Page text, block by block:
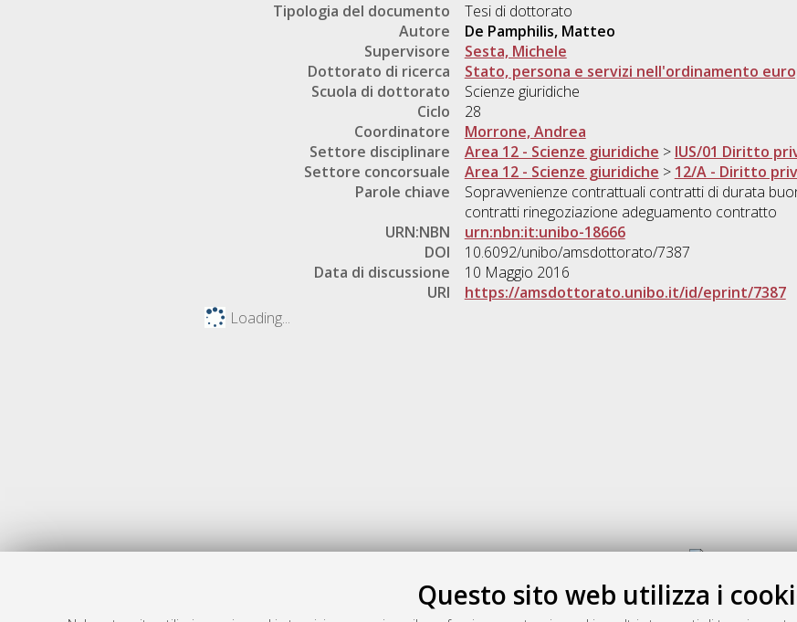
Questo sito web utilizza i
Tipologia del documento
Tesi di dottorato
Autore
De Pamphilis, Matteo
Supervisore
Sesta, Michele
Dottorato di ricerca
Stato, persona e servizi nell'ordinamento
Scuola di dottorato
Scienze giuridiche
Ciclo
28
Coordinatore
Morrone, Andrea
Settore disciplinare
Area 12 - Scienze giuridiche > IUS/01 Diritto
Settore concorsuale
Area 12 - Scienze giuridiche > 12/A - Diritto
Parole chiave
Sopravvenienze contrattuali contratti di durata
contratti rinegoziazione adeguamento contratto
URN:NBN
urn:nbn:it:unibo-18666
DOI
10.6092/unibo/amsdottorato/7387
Data di discussione
10 Maggio 2016
URI
https://amsdottorato.unibo.it/id/eprint/7387
Loading...